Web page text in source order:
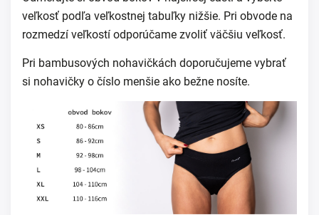
veľkosť podľa veľkostnej tabuľky nižšie. Pri obvode na
rozmedzí veľkostí odporúčame zvoliť väčšiu veľkosť.
Pri bambusových nohavičkách doporučujeme vybrať
si nohavičky o číslo menšie ako bežne nosíte.